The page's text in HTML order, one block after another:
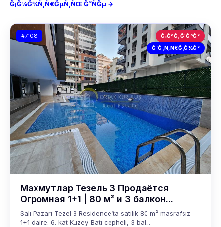
Ğ¡Ğ¼Ğ¾Ñ‚Ñ€ĞµÑ‚ÑŒ Ğ²ÑĞµ →
Ğ¡ĞºĞ¸Ğ´ĞºĞ°
Ğ’Ğ¸Ñ‚Ñ€Ğ¸Ğ½Ğ°
#7108
Махмутлар Тезель 3 Продаётся
Огромная 1+1 | 80 м² и 3 балкон...
Salı Pazarı Tezel 3 Residence’ta satılık 80 m² masrafsız
1+1 daire. 6. kat Kuzey-Batı cepheli, 3 bal...